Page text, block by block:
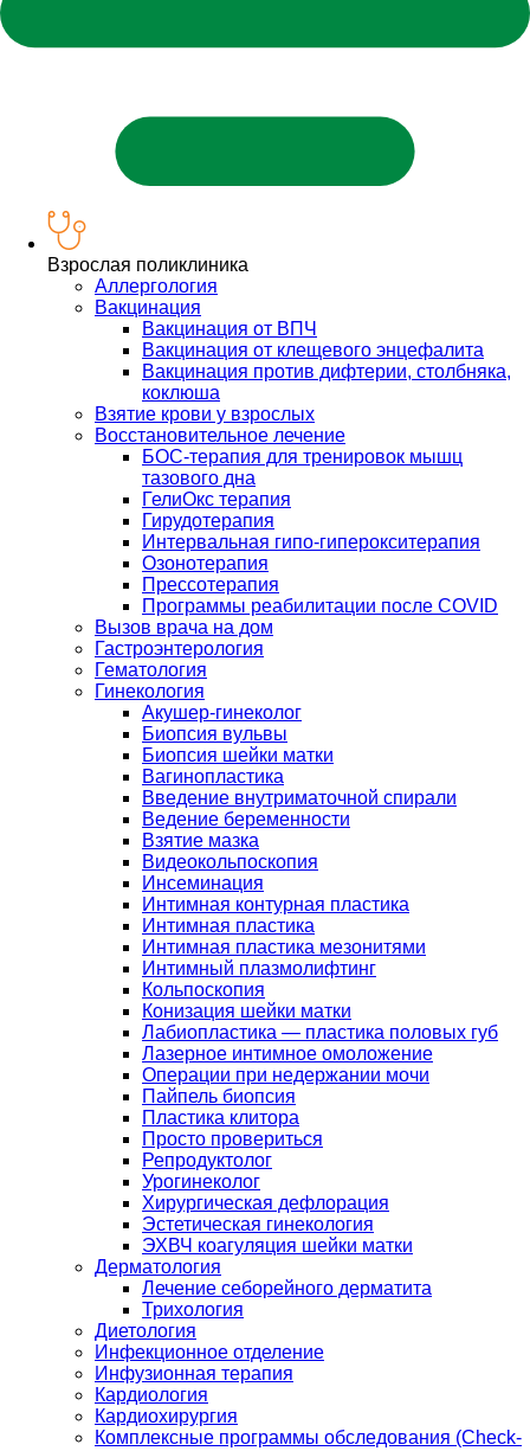
Взрослая поликлиника
Аллергология
Вакцинация
Вакцинация от ВПЧ
Вакцинация от клещевого энцефалита
Вакцинация против дифтерии, столбняка,
коклюша
Взятие крови у взрослых
Восстановительное лечение
БОС-терапия для тренировок мышц
тазового дна
ГелиОкс терапия
Гирудотерапия
Интервальная гипо-гиперокситерапия
Озонотерапия
Прессотерапия
Программы реабилитации после СOVID
Вызов врача на дом
Гастроэнтерология
Гематология
Гинекология
Акушер-гинеколог
Биопсия вульвы
Биопсия шейки матки
Вагинопластика
Введение внутриматочной спирали
Ведение беременности
Взятие мазка
Видеокольпоскопия
Инсеминация
Интимная контурная пластика
Интимная пластика
Интимная пластика мезонитями
Интимный плазмолифтинг
Кольпоскопия
Конизация шейки матки
Лабиопластика — пластика половых губ
Лазерное интимное омоложение
Операции при недержании мочи
Пайпель биопсия
Пластика клитора
Просто провериться
Репродуктолог
Урогинеколог
Хирургическая дефлорация
Эстетическая гинекология
ЭХВЧ коагуляция шейки матки
Дерматология
Лечение себорейного дерматита
Трихология
Диетология
Инфекционное отделение
Инфузионная терапия
Кардиология
Кардиохирургия
Комплексные программы обследования (Check-